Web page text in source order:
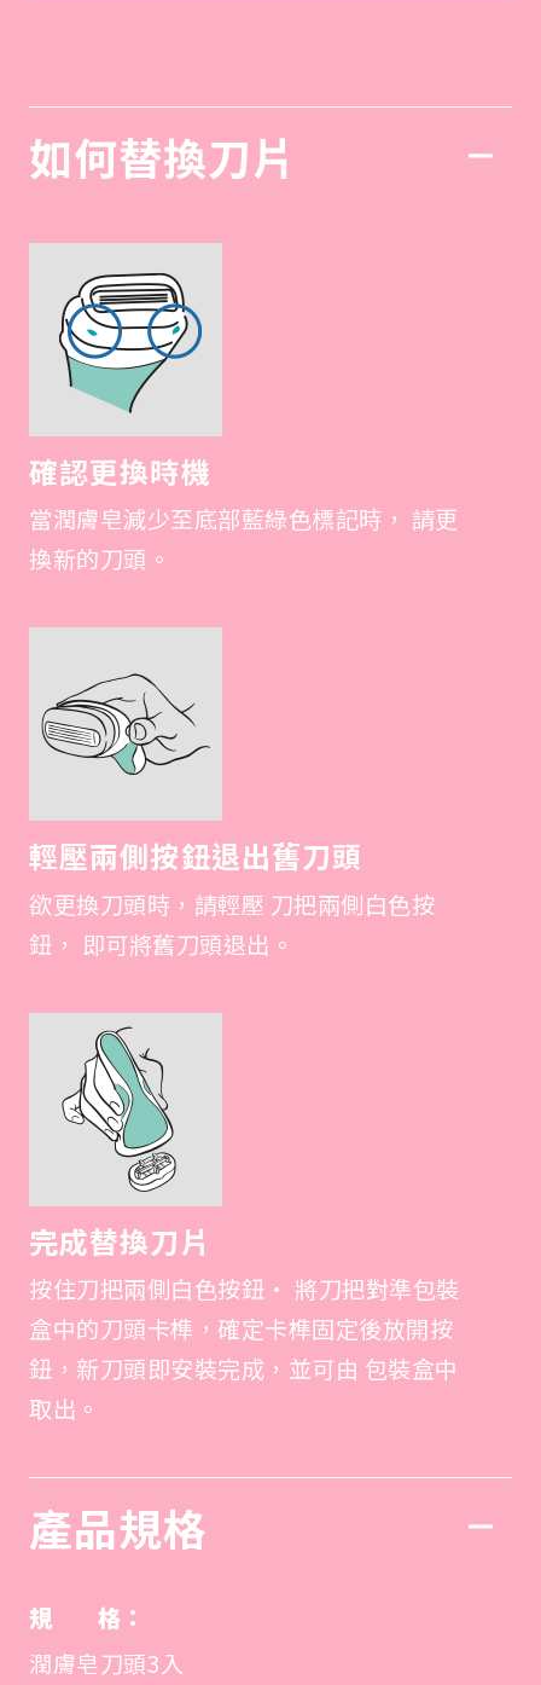
如何替換刀片
確認更換時機
當潤膚皂減少至底部藍綠色標記時， 請更
換新的刀頭。
輕壓兩側按鈕退出舊刀頭
欲更換刀頭時，請輕壓 刀把兩側白色按
鈕， 即可將舊刀頭退出。
完成替換刀片
按住刀把兩側白色按鈕• 將刀把對準包裝
盒中的刀頭卡榫，確定卡榫固定後放開按
鈕，新刀頭即安裝完成，並可由 包裝盒中
取出。
產品規格
規 格：
潤膚皂刀頭3入